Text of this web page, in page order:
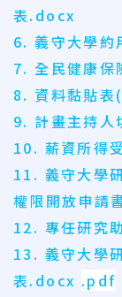
表.docx
6. 義守大學約
7. 全民健康保
8. 資料黏貼
9. 計畫主持
10. 薪資所得
11. 義守大學
權限開放申請
12. 專任研究
13. 義守大學
表.docx .pdf